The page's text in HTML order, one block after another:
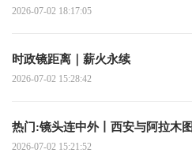
2026-07-02 18:17:05
时政镜距离｜薪火永续
2026-07-02 15:28:42
热门:镜头连中外丨西安与阿拉木
2026-07-02 15:21:52